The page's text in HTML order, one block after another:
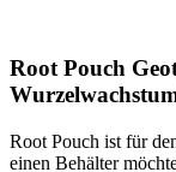
Root Pouch
Root Pouch ist für
einen Behälter